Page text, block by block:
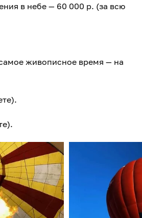
в небе — 60 000 р. (за всю
живописное время — на